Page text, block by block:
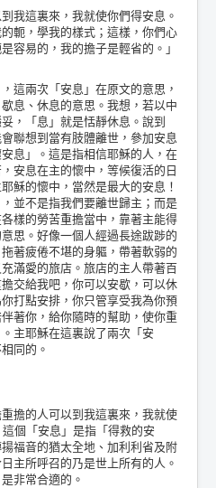
這裏來，我就使你們得安息。
軛，學我的樣式；這樣，你們心
容易的，我的擔子是輕省的。」
兩次「安息」在原文的意思，
息、休息的意思。我想，若以中
，「息」就是恬靜休息。說到
聯想到當有肢體離世，參加安息
息」。這是指相信耶穌的人，在
安息在主的懷中，等候復活的日
穌的懷中，當然是最大的安息！
並不是指我們要離世歸主；而是
樣的勞苦重擔當中，靠著主能得
思。好像一個人經過長途跋踄的
著疲倦不堪的身軀，帶著軟弱的
滿愛的旅店。旅店的主人帶著百
交給我吧，你可以安歇，可以休
打點安排，你只管享受我為你預
著你，給你隨時的幫助，使你重
主耶穌在這裏說了兩次「安
同的。
的人可以到我這裏來，我就使
個「安息」是指「得救的安
福音的猶太全地、加利利省及附
主所呼召的乃是世上所有的人。
非常合適的。